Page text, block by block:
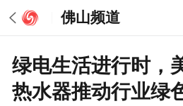
佛山频道
绿电生活进行时，
热水器推动行业绿